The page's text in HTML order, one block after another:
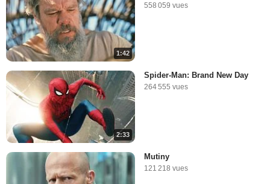
1:42
558 059 vues
2:33
Spider-Man: Brand New Day
264 555 vues
Mutiny
121 218 vues